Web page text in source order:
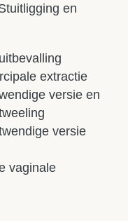
en
extractie
versie en
versie
vaginale